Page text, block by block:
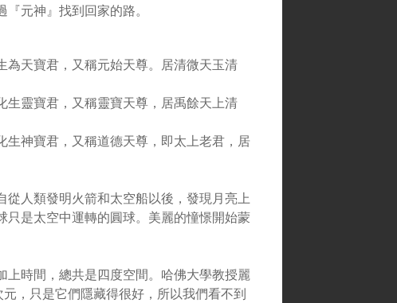
元神』找到回家的路。
為天寶君，又稱元始天尊。居清微天玉清
生靈寶君，又稱靈寶天尊，居禹餘天上清
神寶君，又稱道德天尊，即太上老君，居
人類發明火箭和太空船以後，發現月亮上
是太空中運轉的圓球。美麗的憧憬開始蒙
時間，總共是四度空間。哈佛大學教授麗
，只是它們隱藏得很好，所以我們看不到